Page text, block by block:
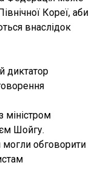
Кореї, аби
внаслідок
диктатор
міністром
Шойгу.
могли обговорити